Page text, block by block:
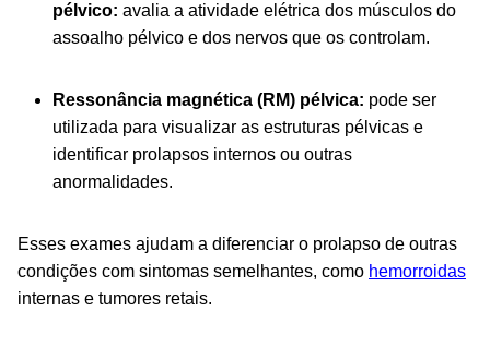
pélvico: avalia a atividade elétrica dos músculos do
assoalho pélvico e dos nervos que os controlam.
Ressonância magnética (RM) pélvica: pode ser
utilizada para visualizar as estruturas pélvicas e
identificar prolapsos internos ou outras
anormalidades.
Esses exames ajudam a diferenciar o prolapso de outras
condições com sintomas semelhantes, como hemorroidas
internas e tumores retais.